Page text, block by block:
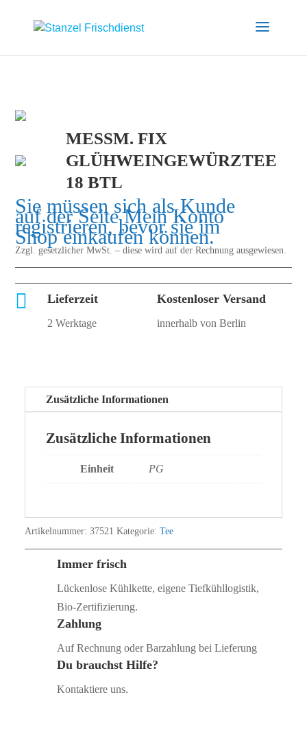
MESSM. FIX
GLÜHWEINGEWÜRZTEE
18 BTL
Sie müssen sich als Kunde
auf der SeiteMein Konto
registrieren, bevor sie im
Shop einkaufen können.
Zzgl. gesetzlicher MwSt. – diese wird auf der Rechnung ausgewiesen.
 Lieferzeit
2 Werktage
Kostenloser Versand
innerhalb von Berlin
Zusätzliche Informationen
Zusätzliche Informationen
Einheit PG
Artikelnummer: 37521 Kategorie: Tee
Immer frisch
Lückenlose Kühlkette, eigene Tiefkühllogistik,
Bio‑Zertifizierung.
Zahlung
Auf Rechnung oder Barzahlung bei Lieferung
Du brauchst Hilfe?
Kontaktiere uns.